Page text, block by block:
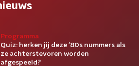
Programma
Quiz: herken jij deze '80s nummers als
ze achterstevoren worden
afgespeeld?